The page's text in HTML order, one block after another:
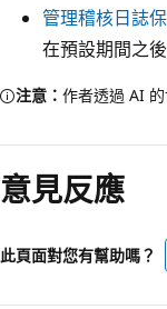
管理稽核日誌
在預設期間之
注意： 作者透過 AI
意見反應
此頁面對您有幫助嗎？